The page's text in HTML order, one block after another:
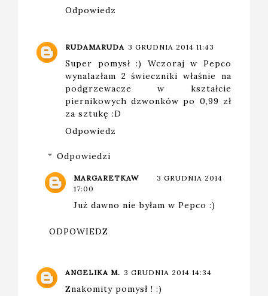
Odpowiedz
RUDAMARUDA 3 GRUDNIA 2014 11:43
Super pomysł :) Wczoraj w Pepco
wynalazłam 2 świeczniki właśnie na
podgrzewacze w kształcie
piernikowych dzwonków po 0,99 zł
za sztukę :D
Odpowiedz
Odpowiedzi
MARGARETKAW
3 GRUDNIA 2014
17:00
Już dawno nie byłam w Pepco :)
ODPOWIEDZ
ANGELIKA M. 3 GRUDNIA 2014 14:34
Znakomity pomysł ! :)